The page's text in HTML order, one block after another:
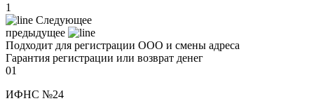
1
Следующее
предыдущее
Подходит для регистрации ООО и смены адреса
Гарантия регистрации или возврат денег
01
ИФНС №24